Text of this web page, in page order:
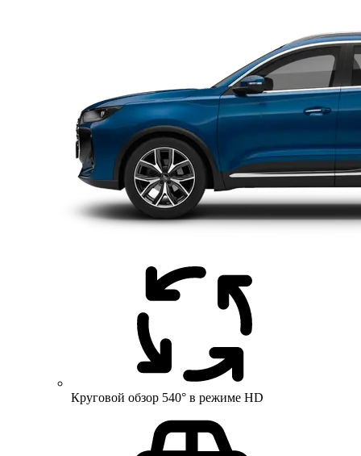
Круговой обзор 540° в режиме HD